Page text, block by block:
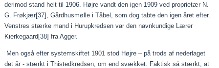
derimod stand helt til 1906. Højre vandt den igen 1909 ved proprietær N.
G. Frøkjær[37] , Gårdhusmølle i Tåbel, som dog tabte den igen året efter.
Venstres stærke mand i Hurupkredsen var den navnkundige Lærer
Kierkegaard[38] fra Agger.
Men også efter systemskiftet 1901 stod Højre – på trods af nederlaget
det år - stærkt i Thistedkredsen, om end svækket. Faktisk så stærkt, at